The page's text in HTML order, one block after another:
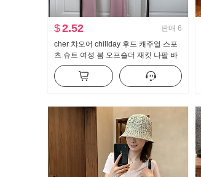
$2.52 판매 6
cher 챠오어 chillday 후드 캐주얼 스포
츠 슈트 여성 봄 오프숄더 재킷 나팔 바
지 3종 세트